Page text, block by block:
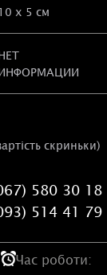
10 х 5 см
скриньки)
580 30 18
514 41 79
Час роботи: